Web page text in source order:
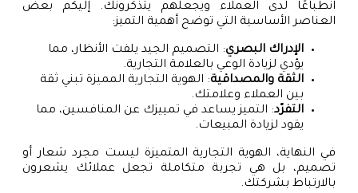
انطباعًا لدى العملاء ويجعلهم يتذكرونك. إليكم بعض
العناصر الأساسية التي توضح أهمية التميز:
الإدراك البصري: التصميم الجيد يلفت الأنظار، مما
يؤدي لزيادة الوعي بالعلامة التجارية.
الثقة والمصداقية: الهوية التجارية المميزة تبني ثقة
بين العملاء وعلامتك.
التفرّد: التميز يساعد في تمييزك عن المنافسين، مما
يقود لزيادة المبيعات.
في النهاية، الهوية التجارية المتميزة ليست مجرد شعار أو
تصميم، بل هي تجربة متكاملة تجعل عملائك يشعرون
بالارتباط بشركتك.